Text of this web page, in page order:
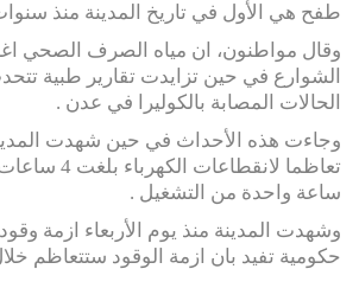
طفح هي الأول في تاريخ المدينة منذ
وقال مواطنون، ان مياه الصرف الصحي
الشوارع في حين تزايدت تقارير طبية
الحالات المصابة بالكوليرا في عدن .
وجاءت هذه الأحداث في حين شهدت
تعاظما
ساعة واحدة من التشغيل .
وشهدت المدينة منذ يوم الأربعاء ازمة
حكومية تفيد بان ازمة الوقود ستتعاظم